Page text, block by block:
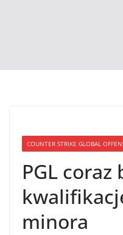
COUNTER STRIKE GLOBAL
PGL coraz
minora